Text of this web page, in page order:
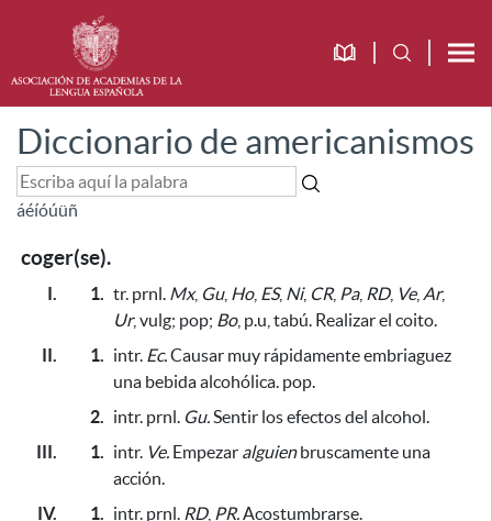
Diccionario de americanismos
áéíóúüñ
coger(se).
I. 1. tr. prnl. Mx, Gu, Ho, ES, Ni, CR, Pa, RD, Ve, Ar,
Ur, vulg; pop; Bo, p.u, tabú. Realizar el coito.
II.
1. intr. Ec.Causar muy rápidamente embriaguez
una bebida alcohólica. pop.
2. intr. prnl. Gu.Sentir los efectos del alcohol.
III.
1. intr. Ve. Empezar alguienbruscamente una
acción.
IV.
1. intr. prnl. RD, PR.Acostumbrarse.